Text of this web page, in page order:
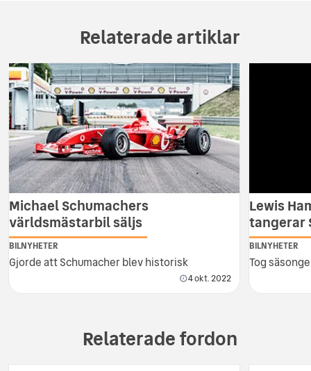
Relaterade artiklar
Michael Schumachers
världsmästarbil säljs
BILNYHETER
Gjorde att Schumacher blev historisk
4 okt. 2022
Lewis
tangerar
BILNYHETER
Tog
Relaterade fordon